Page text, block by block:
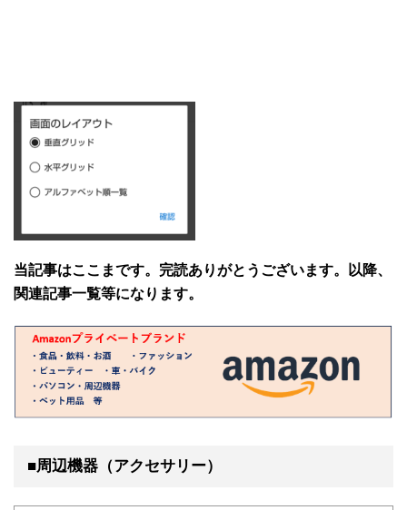
当記事はここまです。完読ありがとうございます。以降、
関連記事一覧等になります。
■周辺機器（アクセサリー）